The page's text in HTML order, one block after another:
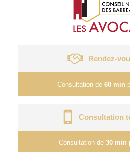
Rendez-
Consultation de 60 min
Consultation
Consultation de 30 min